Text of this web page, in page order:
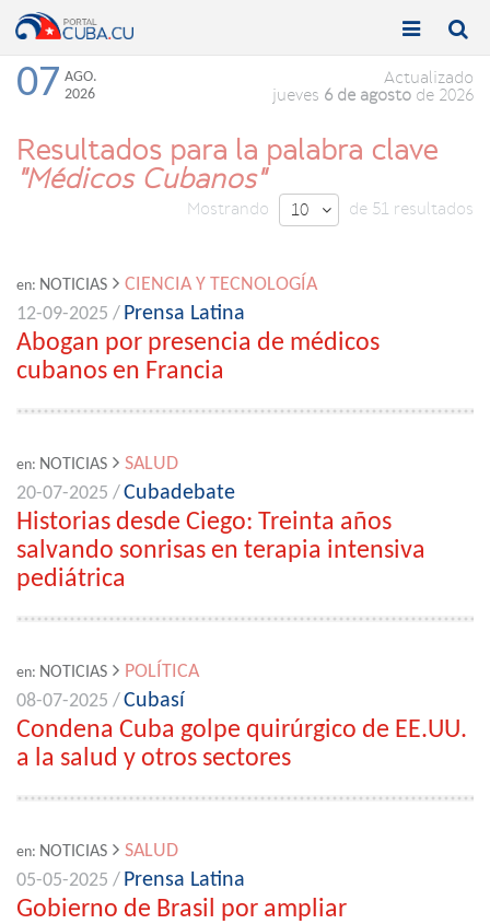
Toggle

Toggle

07 AGO.
2026
Actualizado
jueves 6 de agosto de 2026
Resultados para la palabra clave
"Médicos Cubanos"
Mostrando 10  de 51 resultados
en: NOTICIAS
CIENCIA Y TECNOLOGÍA
12-09-2025 / Prensa Latina
Abogan por presencia de médicos
cubanos en Francia
en: NOTICIAS
SALUD
20-07-2025 /Cubadebate
Historias desde Ciego: Treinta años
salvando sonrisas en terapia intensiva
pediátrica
en: NOTICIAS
POLÍTICA
08-07-2025 /Cubasí
Condena Cuba golpe quirúrgico de EE.UU.
a la salud y otros sectores
en: NOTICIAS
SALUD
05-05-2025 / Prensa Latina
Gobierno de Brasil por ampliar